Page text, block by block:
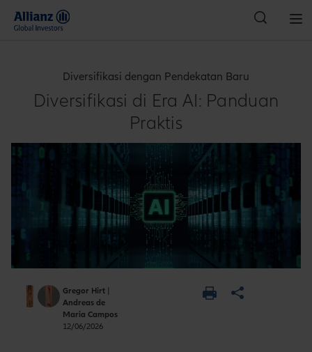
Diversifikasi dengan Pendekatan Baru
Diversifikasi di Era AI: Panduan
Praktis
Gregor Hirt
Andreas de
Maria Campos
12/06/2026